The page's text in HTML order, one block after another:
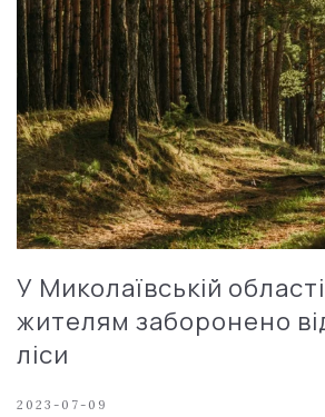
У Миколаївській
жителям заборонено
ліси
2023-07-09